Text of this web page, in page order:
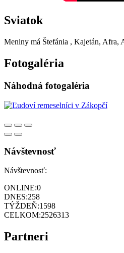
Sviatok
Meniny má Štefánia , Kajetán, Afra,
Fotogaléria
Náhodná fotogaléria
Návštevnosť
Návštevnosť:
ONLINE:0
DNES:258
TÝŽDEŇ:1598
CELKOM:2526313
Partneri